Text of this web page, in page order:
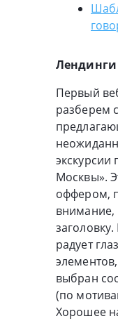
Лендинги
Первый
разберем
экскурсии
Москвы».
оффером,
радует
выбран
(по
Хорошее